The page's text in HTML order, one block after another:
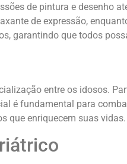
de pintura e desenho
de expressão,
garantindo que todos
entre os idosos.
é fundamental para
que enriquecem suas vidas.